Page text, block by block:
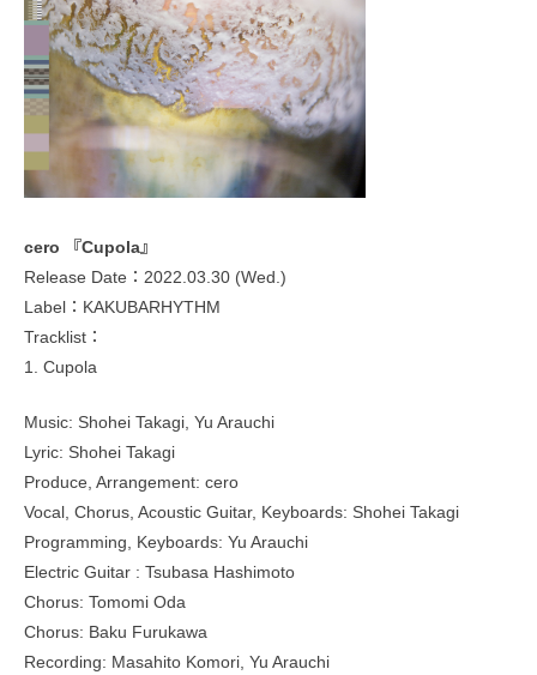
cero 『Cupola』
Release Date：2022.03.30 (Wed.)
Label：KAKUBARHYTHM
Tracklist：
1. Cupola
Music: Shohei Takagi, Yu Arauchi
Lyric: Shohei Takagi
Produce, Arrangement: cero
Vocal, Chorus, Acoustic Guitar, Keyboards: Shohei Takagi
Programming, Keyboards: Yu Arauchi
Electric Guitar : Tsubasa Hashimoto
Chorus: Tomomi Oda
Chorus: Baku Furukawa
Recording: Masahito Komori, Yu Arauchi